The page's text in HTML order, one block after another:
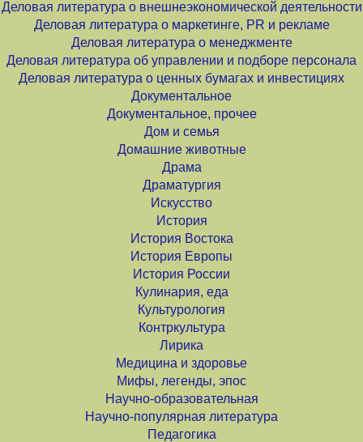
Деловая литература о внешнеэкономической деятельности
Деловая литература о маркетинге, PR и рекламе
Деловая литература о менеджменте
Деловая литература об управлении и подборе персонала
Деловая литература о ценных бумагах и инвестициях
Документальное
Документальное, прочее
Дом и семья
Домашние животные
Драма
Драматургия
Искусство
История
История Востока
История Европы
История России
Кулинария, еда
Культурология
Контркультура
Лирика
Медицина и здоровье
Мифы, легенды, эпос
Научно-образовательная
Научно-популярная литература
Педагогика